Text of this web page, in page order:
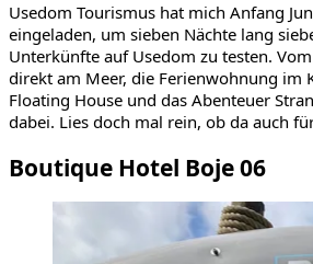
Usedom Tourismus hat mich Anfang
eingeladen, um sieben Nächte lang
Unterkünfte auf Usedom zu testen.
direkt am Meer, die Ferienwohnung im
Floating House und das Abenteuer
dabei. Lies doch mal rein, ob da auch
Boutique Hotel Boje 06